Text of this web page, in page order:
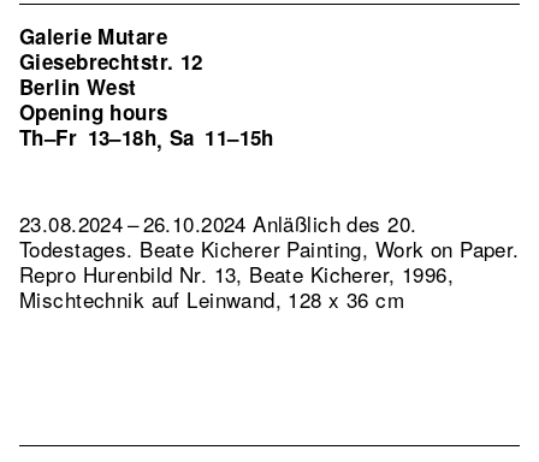
Galerie Mutare
Giesebrechtstr. 12
Berlin West
Opening hours
Th–Fr 13–18h, Sa 11–15h
23.08.2024 – 26.10.2024 Anläßlich des 20.
Todestages. Beate Kicherer Painting, Work on Paper.
Repro Hurenbild Nr. 13, Beate Kicherer, 1996,
Mischtechnik auf Leinwand, 128 x 36 cm